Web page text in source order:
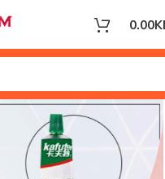
0.00